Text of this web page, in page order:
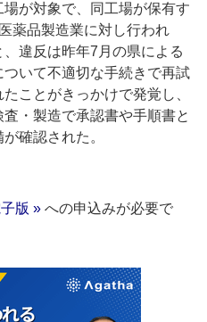
が対象で、同工場が保有す
薬品製造業に対し行われ
違反は昨年7月の県による
いて不適切な手続きで再試
ことがきっかけで発覚し、
・製造で承認書や手順書と
確認された。
版 » への申込みが必要で